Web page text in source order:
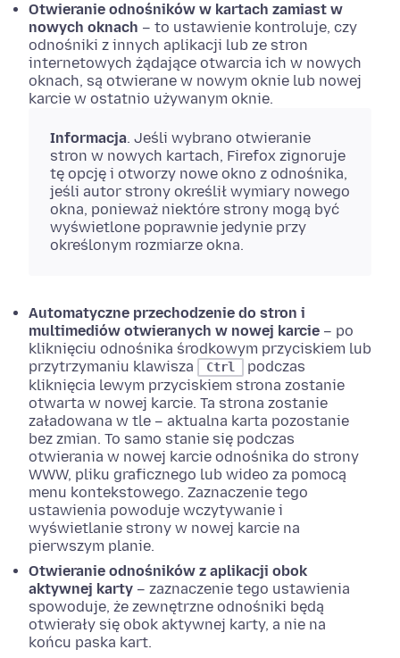
Otwieranie odnośników w kartach zamiast w
nowych oknach – to ustawienie kontroluje, czy
odnośniki z innych aplikacji lub ze stron
internetowych żądające otwarcia ich w nowych
oknach, są otwierane w nowym oknie lub nowej
karcie w ostatnio używanym oknie.
Informacja. Jeśli wybrano otwieranie
stron w nowych kartach, Firefox zignoruje
tę opcję i otworzy nowe okno z odnośnika,
jeśli autor strony określił wymiary nowego
okna, ponieważ niektóre strony mogą być
wyświetlone poprawnie jedynie przy
określonym rozmiarze okna.
Automatyczne przechodzenie do stron i
multimediów otwieranych w nowej karcie – po
kliknięciu odnośnika środkowym przyciskiem lub
przytrzymaniu klawisza
Ctrl
podczas
kliknięcia lewym przyciskiem strona zostanie
otwarta w nowej karcie. Ta strona zostanie
załadowana w tle – aktualna karta pozostanie
bez zmian. To samo stanie się podczas
otwierania w nowej karcie odnośnika do strony
WWW, pliku graficznego lub wideo za pomocą
menu kontekstowego. Zaznaczenie tego
ustawienia powoduje wczytywanie i
wyświetlanie strony w nowej karcie na
pierwszym planie.
Otwieranie odnośników z aplikacji obok
aktywnej karty – zaznaczenie tego ustawienia
spowoduje, że zewnętrzne odnośniki będą
otwierały się obok aktywnej karty, a nie na
końcu paska kart.